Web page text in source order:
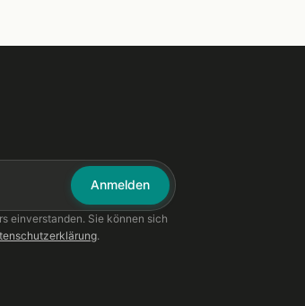
Anmelden
einverstanden. Sie können sich
.